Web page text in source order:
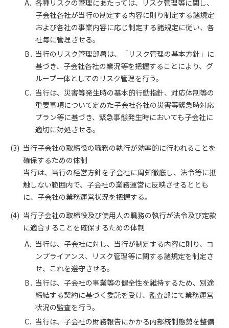
各種リスクの管理にあたっては、リスク管理等に関し、
子会社各社が当行の制定する内容に則り制定する諸規定
および各社の事業内容に応じ制定する諸規定に従い、各
社毎に管理させる。
当行のリスク管理部署は、「リスク管理の基本方針」に
基づき、子会社各社の業況等を把握することにより、グ
ループ一体としてのリスク管理を行う。
当行は、災害等発生時の基本的行動指針、対応体制等の
重要事項について定めた子会社各社の災害等緊急時対応
プラン等に基づき、緊急事態発生時においても子会社に
適切に対処させる。
当行子会社の取締役の職務の執行が効率的に行われることを
確保するための体制
当行は、当行の経営方針を子会社に周知徹底し、法令等に抵
触しない範囲内で、子会社の業務運営に反映させるととも
に、子会社の業務運営状況を把握する。
当行子会社の取締役及び使用人の職務の執行が法令及び定款
に適合することを確保するための体制
当行は、子会社に対し、当行が制定する内容に則り、コ
ンプライアンス、リスク管理等に関する諸規定を制定さ
せ、これを遵守させる。
当行は、子会社の事業等の健全性を維持するため、別途
締結する契約に基づく委託を受け、監査部にて業務運営
状況の監査を行う。
当行は、子会社の財務報告にかかる内部統制態勢を整備